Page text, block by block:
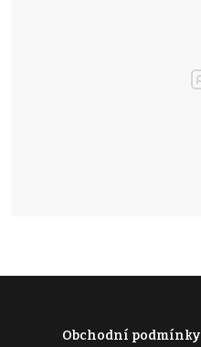
Obchodní podmínky